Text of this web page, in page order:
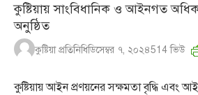
কুষ্টিয়ায় সাংবিধানিক ও আইনগত
অনুষ্ঠিত
কুষ্টিয়া প্রতিনিধিডিসেম্বর ৭, ২০২৪514ভিউ
কুষ্টিয়ায় আইন প্রণয়নের সক্ষমতা বৃদ্ধি এবং